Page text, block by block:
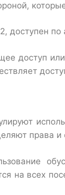
доступен по
доступ
права и
на всех